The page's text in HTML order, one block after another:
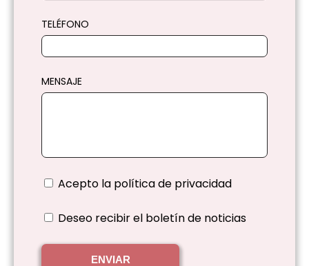
TELÉFONO
MENSAJE
Acepto la política de privacidad
Deseo recibir el boletín de noticias
ENVIAR